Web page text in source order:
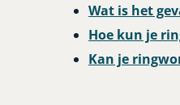
Wat is het
Hoe kun je
Kan je